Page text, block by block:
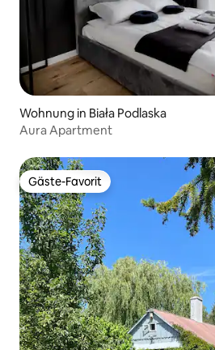
Wohnung in Biała Podlaska
Aura Apartment
Gäste-Favorit
Gäste-Favorit